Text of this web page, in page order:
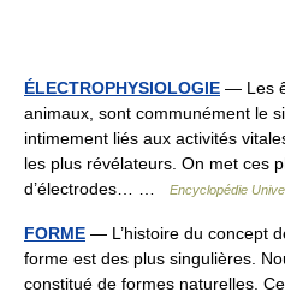
ÉLECTROPHYSIOLOGIE — Les
animaux, sont communément le
intimement liés aux activités
les plus révélateurs. On met ces
d’électrodes… …
Encyclopédie
FORME — L’histoire du concept
forme est des plus singulières.
constitué de formes naturelles.